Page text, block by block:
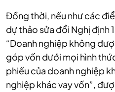
Đồng thời, nếu như các
dự thảo sửa đổi Nghị
“Doanh nghiệp không
góp vốn dưới mọi hình
phiếu của doanh nghiệp
nghiệp khác vay vốn”,